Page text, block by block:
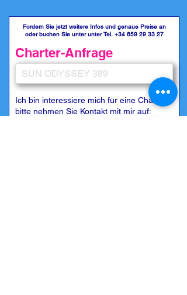
Fordern Sie jetzt weitere Infos und genaue Preise an
oder buchen Sie unter unter Tel. +34 659 29 33 27
Charter-Anfrage
Ich bin interessiere mich für eine Charter,
bitte nehmen Sie Kontakt mit mir auf: